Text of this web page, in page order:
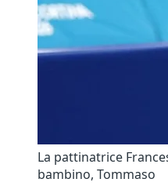
La pattinatrice
bambino, Tommaso